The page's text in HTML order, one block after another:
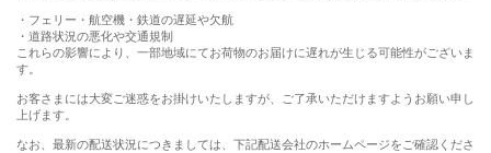
・フェリー・航空機・鉄道の遅延や欠航
・道路状況の悪化や交通規制
これらの影響により、一部地域にてお荷物のお届けに遅れが生じる可能性がございま
す。
お客さまには大変ご迷惑をお掛けいたしますが、ご了承いただけますようお願い申し
上げます。
なお、最新の配送状況につきましては、下記配送会社のホームページをご確認くださ